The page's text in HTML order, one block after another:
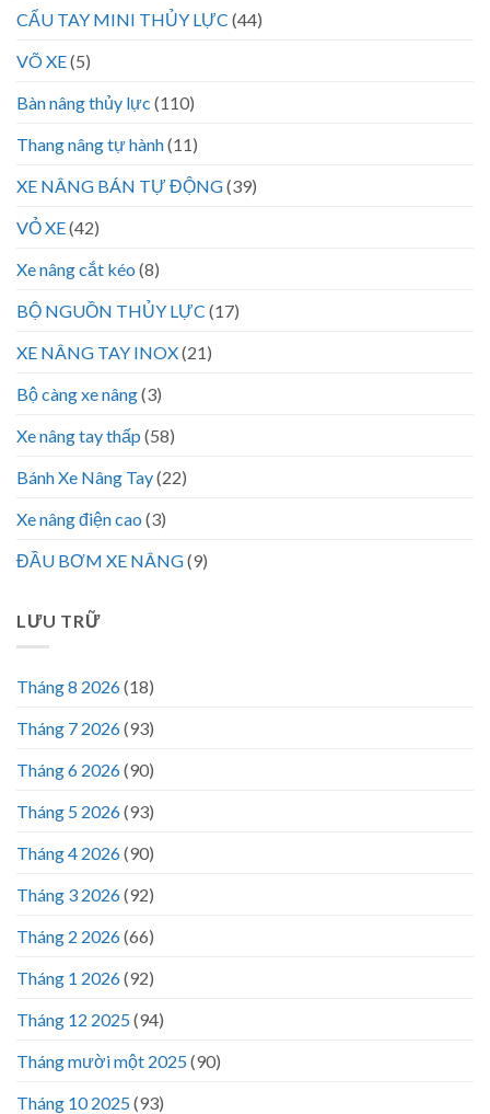
CẨU TAY MINI THỦY LỰC (44)
VÕ XE(5)
Bàn nâng thủy lực (110)
Thang nâng tự hành(11)
XE NÂNG BÁN TỰ ĐỘNG(39)
VỎ XE(42)
Xe nâng cắt kéo (8)
BỘ NGUỒN THỦY LỰC (17)
XE NÂNG TAY INOX(21)
Bộ càng xe nâng(3)
Xe nâng tay thấp (58)
Bánh Xe Nâng Tay(22)
Xe nâng điện cao (3)
ĐẦU BƠM XE NÂNG(9)
LƯU TRỮ
Tháng 8 2026(18)
Tháng 7 2026(93)
Tháng 6 2026(90)
Tháng 5 2026(93)
Tháng 4 2026(90)
Tháng 3 2026(92)
Tháng 2 2026(66)
Tháng 1 2026(92)
Tháng 12 2025(94)
Tháng mười một 2025(90)
Tháng 10 2025(93)